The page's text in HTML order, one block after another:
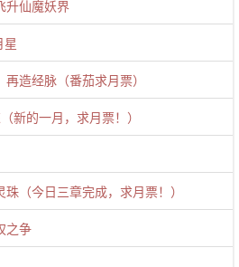
仙魔妖界
星
经脉（番茄求月票）
新的一月，求月票！）
今日三章完成，求月票！）
之争